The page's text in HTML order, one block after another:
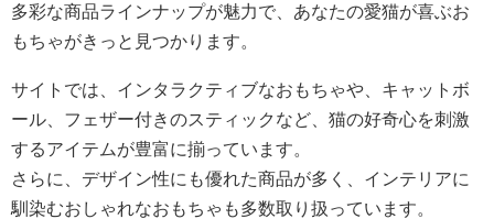
多彩な商品ラインナップが魅力で、あなたの愛猫が喜ぶお
もちゃがきっと見つかります。
サイトでは、インタラクティブなおもちゃや、キャットボ
ール、フェザー付きのスティックなど、猫の好奇心を刺激
するアイテムが豊富に揃っています。
さらに、デザイン性にも優れた商品が多く、インテリアに
馴染むおしゃれなおもちゃも多数取り扱っています。